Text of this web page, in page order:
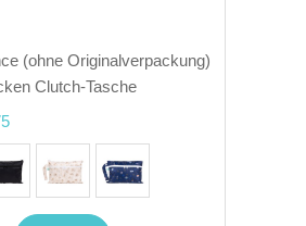
(ohne Originalverpackung)
Clutch-Tasche